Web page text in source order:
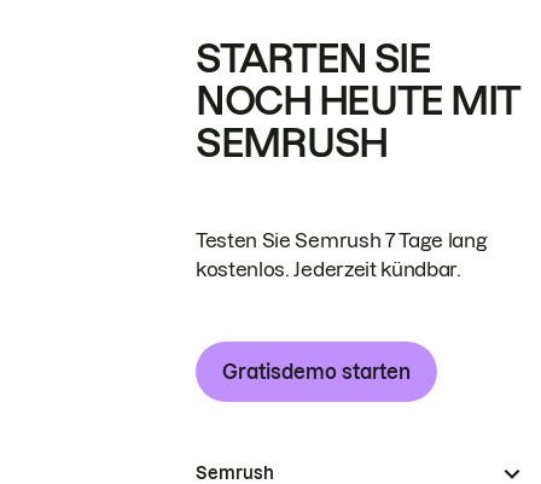
STARTEN SIE
NOCH HEUTE MIT
SEMRUSH
Testen Sie Semrush 7 Tage lang
kostenlos. Jederzeit kündbar.
Gratisdemo starten
Semrush